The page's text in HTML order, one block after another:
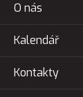
O nás
Kalendář
Kontakty